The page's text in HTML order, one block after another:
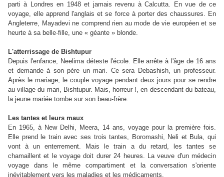
parti à Londres en 1948 et jamais revenu à Calcutta. En vue de ce
voyage, elle apprend l'anglais et se force à porter des chaussures. En
Angleterre, Mayadevi ne comprend rien au mode de vie européen et se
heurte à sa belle-fille, une « géante » blonde.
L'atterrissage de Bishtupur
Depuis l'enfance, Neelima déteste l'école. Elle arrête à l'âge de 16 ans
et demande à son père un mari. Ce sera Debashish, un professeur.
Après le mariage, le couple voyage pendant deux jours pour se rendre
au village du mari, Bishtupur. Mais, horreur !, en descendant du bateau,
la jeune mariée tombe sur son beau-frère.
Les tantes et leurs maux
En 1965, à New Delhi, Meera, 14 ans, voyage pour la première fois.
Elle prend le train avec ses trois tantes, Boromashi, Neli et Bula, qui
vont à un enterrement. Mais le train a du retard, les tantes se
chamaillent et le voyage doit durer 24 heures. La veuve d'un médecin
voyage dans le même compartiment et la conversation s'oriente
inévitablement vers les maladies et les médicaments.